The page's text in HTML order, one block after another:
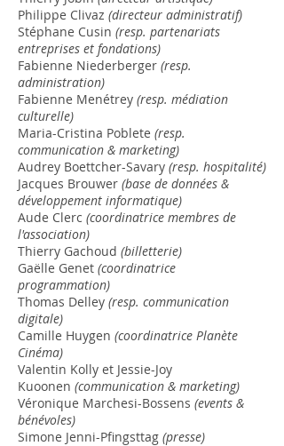
Philippe Clivaz (directeur administratif)
Stéphane Cusin (resp. partenariats
entreprises et fondations)
Fabienne Niederberger (resp.
administration)
Fabienne Menétrey (resp. médiation
culturelle)
Maria-Cristina Poblete (resp.
communication & marketing)
Audrey Boettcher-Savary (resp. hospitalité)
Jacques Brouwer (base de données &
développement informatique)
Aude Clerc (coordinatrice membres de
l'association)
Thierry Gachoud (billetterie)
Gaëlle Genet (coordinatrice
programmation)
Thomas Delley (resp. communication
digitale)
Camille Huygen (coordinatrice Planète
Cinéma)
Valentin Kolly et Jessie-Joy
Kuoonen (communication & marketing)
Véronique Marchesi-Bossens (events &
bénévoles)
Simone Jenni-Pfingsttag (presse)